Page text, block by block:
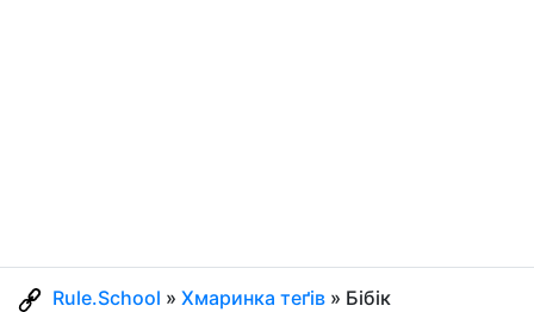
Rule.School » Хмаринка теґів » Бібік